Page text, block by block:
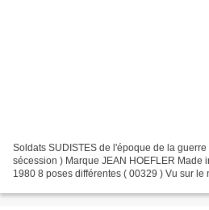
Soldats SUDISTES de l'époque de la
sécession ) Marque JEAN HOEFLER Made
1980 8 poses différentes ( 00329 ) Vu sur le